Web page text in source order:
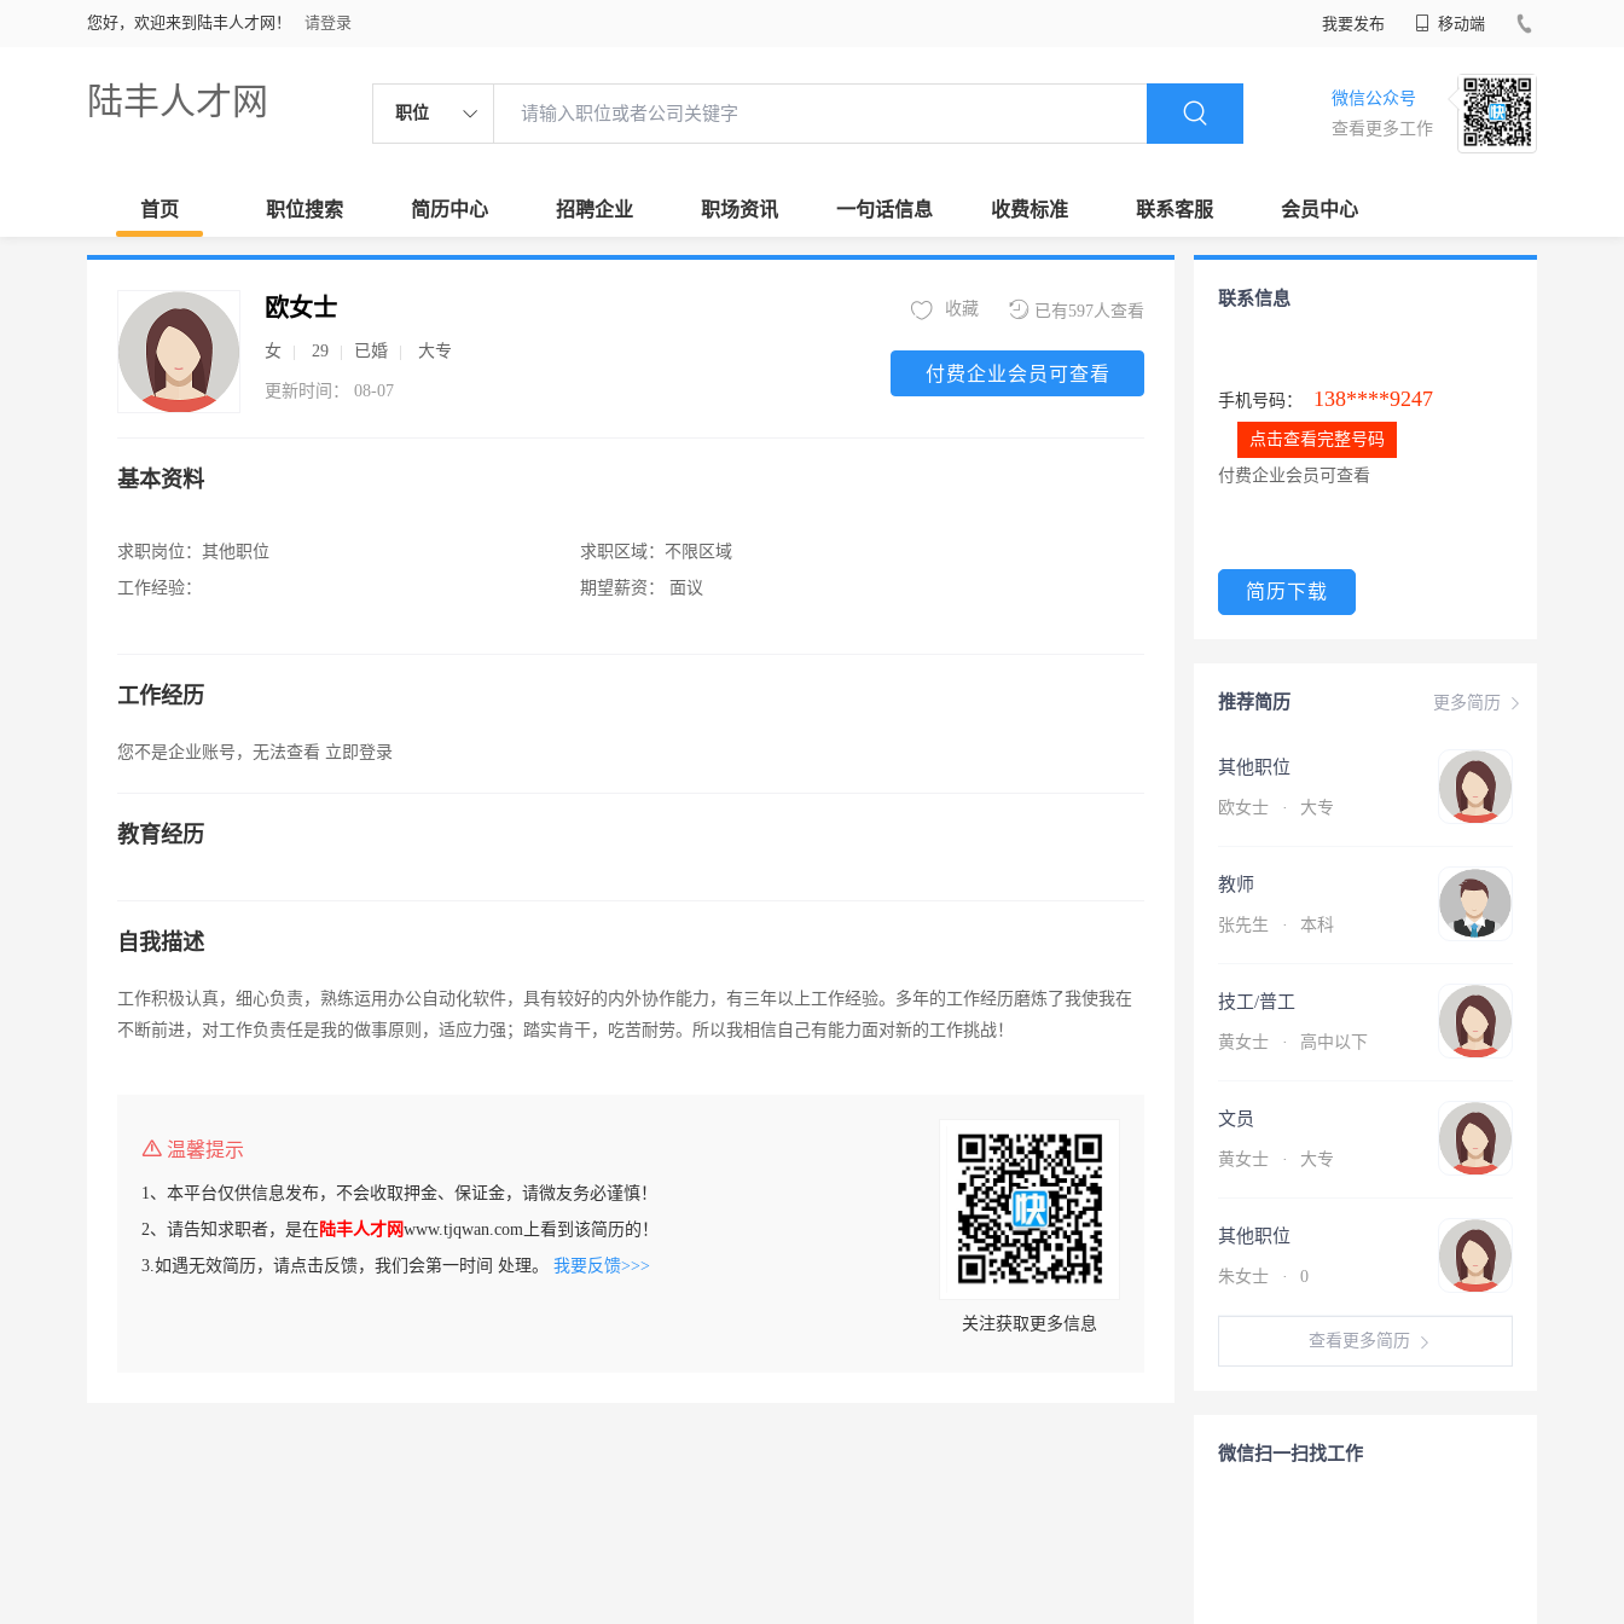
您好，欢迎来到陆丰人才网！ 请登录 我要发布 移动端
陆丰人才网 职位
微信公众号
查看更多工作
首页 职位搜索 简历中心 招聘企业 职场资讯 一句话信息 收费标准 联系客服 会员中心
欧女士
女 29 已婚 大专
更新时间： 08-07
已有597人查看
收藏
付费企业会员可查看
基本资料
求职岗位： 其他职位
工作经验：
求职区域： 不限区域
期望薪资：
面议
工作经历
您不是企业账号，无法查看 立即登录
教育经历
自我描述
工作积极认真，细心负责，熟练运用办公自动化软件，具有较好的内外协作能力，有三年以上工作经验。多年的工作经历磨炼了我使我在
不断前进，对工作负责任是我的做事原则，适应力强；踏实肯干，吃苦耐劳。所以我相信自己有能力面对新的工作挑战！
温馨提示
1、本平台仅供信息发布，不会收取押金、保证金，请微友务必谨慎！
2、请告知求职者，是在陆丰人才网www.tjqwan.com上看到该简历的！
3.如遇无效简历，请点击反馈，我们会第一时间 处理。 我要反馈>>>
关注获取更多信息
联系信息
手机号码： 138****9247
点击查看完整号码
付费企业会员可查看
简历下载
更多简历
推荐简历
其他职位
欧女士 · 大专
教师
张先生 · 本科
技工/普工
黄女士 · 高中以下
文员
黄女士 · 大专
其他职位
朱女士 · 0
查看更多简历
微信扫一扫找工作